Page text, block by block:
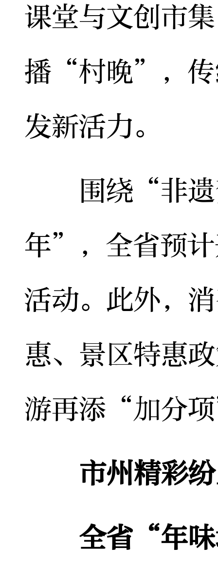
课堂与文创市
播“村晚”，传
发新活力。
围绕“非遗
年”，全省预
活动。此外，
惠、景区特惠
游再添“加分
市州精彩纷
全省“年味